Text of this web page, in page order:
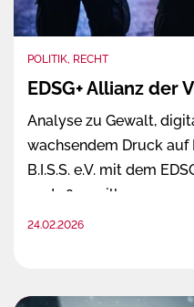
POLITIK, RECHT
EDSG+ Allianz der
Analyse zu Gewalt,
wachsendem Druck
B.I.S.S. e.V. mit dem
anstoßen will.
24.02.2026